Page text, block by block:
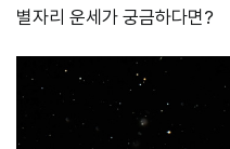
별자리 운세가 궁금하다면?